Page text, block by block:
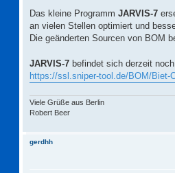
Das kleine Programm JARVIS-7
an vielen Stellen optimiert und
Die geänderten Sourcen von BOM
JARVIS-7 befindet sich derzeit
https://ssl.sniper-tool.de/BOM/Biet-
Viele Grüße aus Berlin
Robert Beer
gerdhh